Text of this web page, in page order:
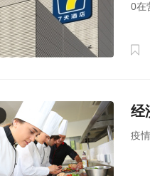
0在
经
疫